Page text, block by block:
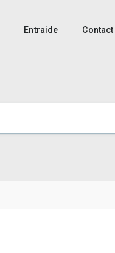
Entraide Contact